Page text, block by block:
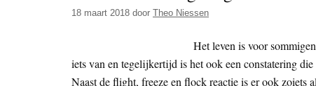
18 maart 2018 door Theo Niessen
Het leven is voor
iets van en tegelijkertijd is het ook een constatering
Naast de flight, freeze en flock reactie is er ook